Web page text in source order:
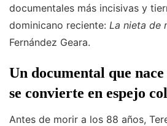
documentales más incisivas y
dominicano reciente: La nieta de
Fernández Geara.
Un documental que
se convierte en espejo
Antes de morir a los 88 años,